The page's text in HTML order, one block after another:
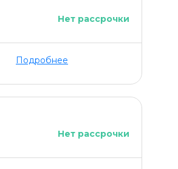
Нет рассрочки
Подробнее
Нет рассрочки
КОММЕНТАРИЙ